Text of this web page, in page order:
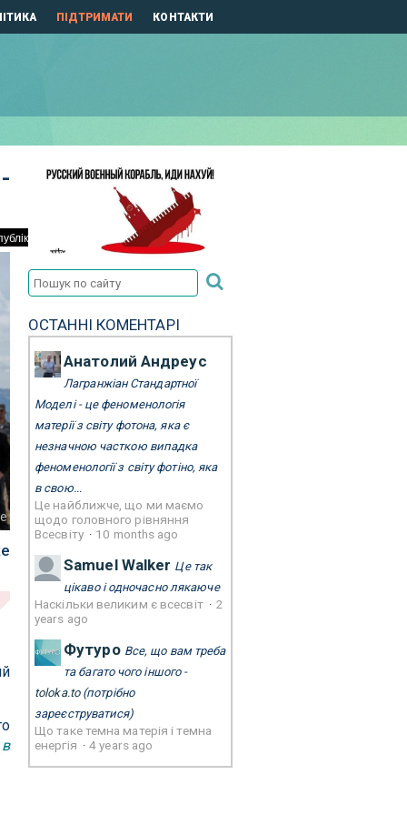
ПІДТРИМАТИ КОНТАКТИ
в
ОСТАННІ КОМЕНТАРІ
Анатолий Андреус
Лагранжіан Стандартної
Моделі - це феноменологія
матерії з світу фотона, яка є
незначною часткою випадка
феноменології з світу фотіно, яка
в свою...
Це найближче, що ми маємо
щодо головного рівняння
Всесвіту · 10 months ago
Samuel Walker Це так
цікаво і одночасно лякаюче
Наскільки великим є всесвіт · 2
years ago
Футуро Все, що вам треба
та багато чого іншого -
toloka.to(потрібно
зареєструватися)
Що таке темна матерія і темна
енергія ·4 years ago